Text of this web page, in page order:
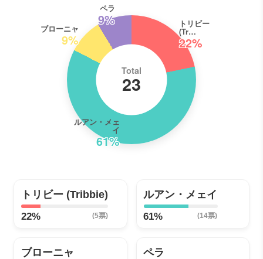
トリビー
(Tr…
22%
ルアン・メェ
イ
61%
ブローニャ
9%
ペラ
9%
Total
23
トリビー (Tribbie)
22% (5票)
ルアン・メェイ
61% (14票)
ブローニャ ペラ